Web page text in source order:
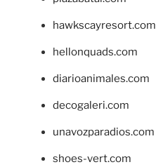
hawkscayresort.com
hellonquads.com
diarioanimales.com
decogaleri.com
unavozparadios.com
shoes-vert.com